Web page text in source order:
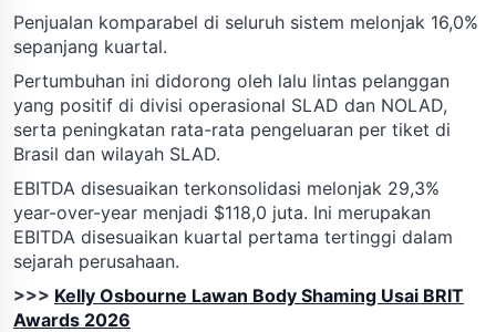
Penjualan komparabel di seluruh sistem melonjak 16,0%
sepanjang kuartal.
Pertumbuhan ini didorong oleh lalu lintas pelanggan
yang positif di divisi operasional SLAD dan NOLAD,
serta peningkatan rata-rata pengeluaran per tiket di
Brasil dan wilayah SLAD.
EBITDA disesuaikan terkonsolidasi melonjak 29,3%
year-over-year menjadi $118,0 juta. Ini merupakan
EBITDA disesuaikan kuartal pertama tertinggi dalam
sejarah perusahaan.
>>> Kelly Osbourne Lawan Body Shaming Usai BRIT
Awards 2026